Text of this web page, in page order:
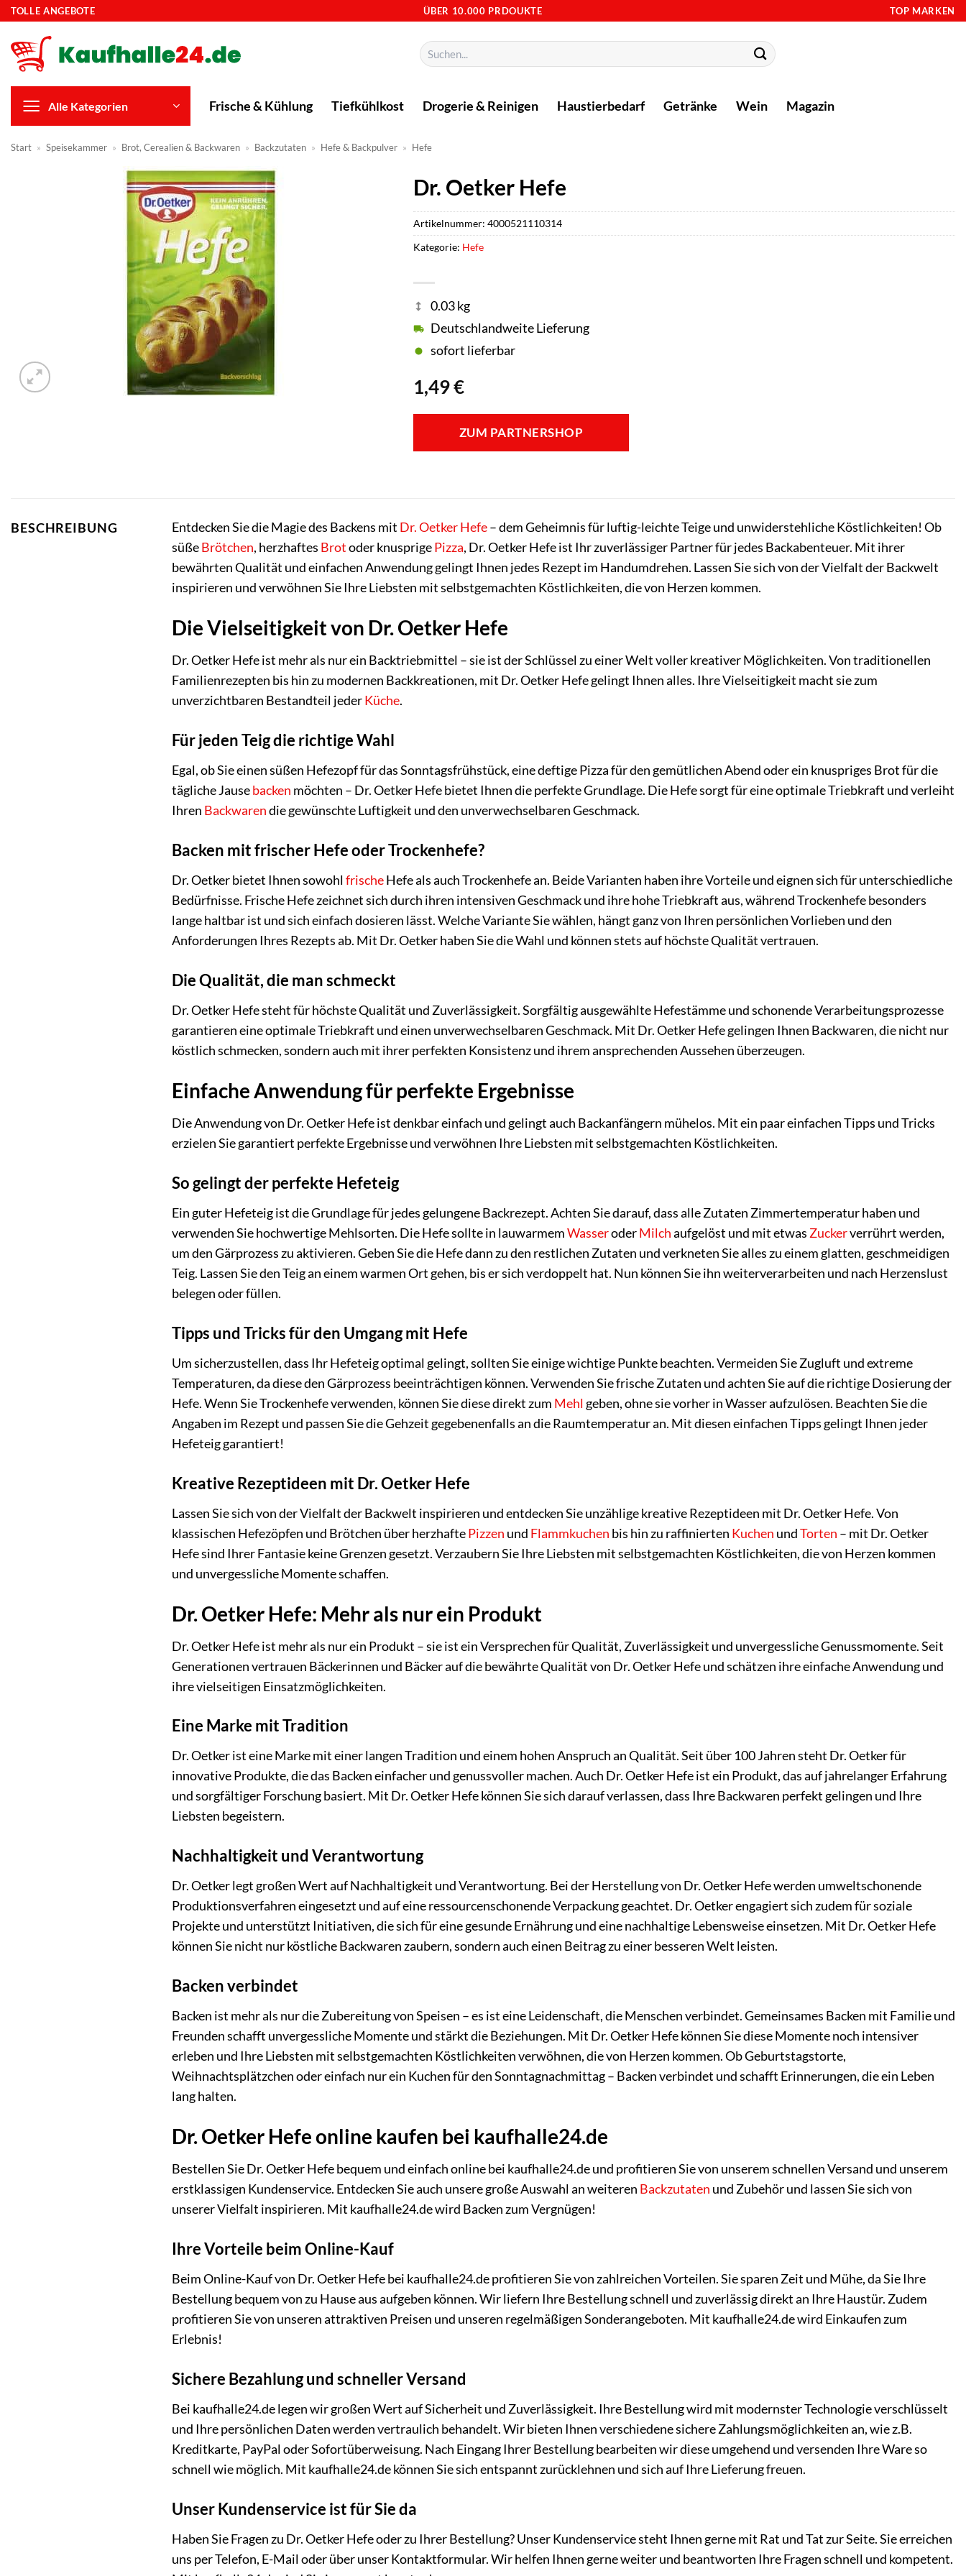
Zum
springen
TOLLE ANGEBOTE ÜBER 10.000 PRDOUKTE TOP MARKEN
Suchen
nach:
Alle Kategorien Frische & Kühlung Tiefkühlkost Drogerie & Reinigen Haustierbedarf Getränke Wein Magazin
Start » Speisekammer » Brot, Cerealien & Backwaren » Backzutaten » Hefe & Backpulver » Hefe
Dr. Oetker Hefe
1,49€
0.03 kg
Deutschlandweite Lieferung
sofort lieferbar
ZUM PARTNERSHOP
Artikelnummer: 4000521110314
Kategorie: Hefe
BESCHREIBUNG Entdecken Sie die Magie des Backens mit Dr. OetkerHefe– dem Geheimnis für luftig-leichte Teige und unwiderstehliche Köstlichkeiten! Ob
süßeBrötchen, herzhaftes Brotoder knusprigePizza, Dr. Oetker Hefe ist Ihr zuverlässiger Partner für jedes Backabenteuer. Mit ihrer
bewährten Qualität und einfachen Anwendung gelingt Ihnen jedes Rezept im Handumdrehen. Lassen Sie sich von der Vielfalt der Backwelt
inspirieren und verwöhnen Sie Ihre Liebsten mit selbstgemachten Köstlichkeiten, die von Herzen kommen.
Die Vielseitigkeit von Dr. Oetker Hefe
Dr. Oetker Hefe ist mehr als nur ein Backtriebmittel – sie ist der Schlüssel zu einer Welt voller kreativer Möglichkeiten. Von traditionellen
Familienrezepten bis hin zu modernen Backkreationen, mit Dr. Oetker Hefe gelingt Ihnen alles. Ihre Vielseitigkeit macht sie zum
unverzichtbaren Bestandteil jederKüche.
Für jeden Teig die richtige Wahl
Egal, ob Sie einen süßen Hefezopf für das Sonntagsfrühstück, eine deftige Pizza für den gemütlichen Abend oder ein knuspriges Brot für die
tägliche Jausebacken möchten – Dr. Oetker Hefe bietet Ihnen die perfekte Grundlage. Die Hefe sorgt für eine optimale Triebkraft und verleiht
Ihren Backwarendie gewünschte Luftigkeit und den unverwechselbaren Geschmack.
Backen mit frischer Hefe oder Trockenhefe?
Dr. Oetker bietet Ihnen sowohlfrischeHefe als auch Trockenhefe an. Beide Varianten haben ihre Vorteile und eignen sich für unterschiedliche
Bedürfnisse. Frische Hefe zeichnet sich durch ihren intensiven Geschmack und ihre hohe Triebkraft aus, während Trockenhefe besonders
lange haltbar ist und sich einfach dosieren lässt. Welche Variante Sie wählen, hängt ganz von Ihren persönlichen Vorlieben und den
Anforderungen Ihres Rezepts ab. Mit Dr. Oetker haben Sie die Wahl und können stets auf höchste Qualität vertrauen.
Die Qualität, die man schmeckt
Dr. Oetker Hefe steht für höchste Qualität und Zuverlässigkeit. Sorgfältig ausgewählte Hefestämme und schonende Verarbeitungsprozesse
garantieren eine optimale Triebkraft und einen unverwechselbaren Geschmack. Mit Dr. Oetker Hefe gelingen Ihnen Backwaren, die nicht nur
köstlich schmecken, sondern auch mit ihrer perfekten Konsistenz und ihrem ansprechenden Aussehen überzeugen.
Einfache Anwendung für perfekte Ergebnisse
Die Anwendung von Dr. Oetker Hefe ist denkbar einfach und gelingt auch Backanfängern mühelos. Mit ein paar einfachen Tipps und Tricks
erzielen Sie garantiert perfekte Ergebnisse und verwöhnen Ihre Liebsten mit selbstgemachten Köstlichkeiten.
So gelingt der perfekte Hefeteig
Ein guter Hefeteig ist die Grundlage für jedes gelungene Backrezept. Achten Sie darauf, dass alle Zutaten Zimmertemperatur haben und
verwenden Sie hochwertige Mehlsorten. Die Hefe sollte in lauwarmemWasseroderMilchaufgelöst und mit etwas Zuckerverrührt werden,
um den Gärprozess zu aktivieren. Geben Sie die Hefe dann zu den restlichen Zutaten und verkneten Sie alles zu einem glatten, geschmeidigen
Teig. Lassen Sie den Teig an einem warmen Ort gehen, bis er sich verdoppelt hat. Nun können Sie ihn weiterverarbeiten und nach Herzenslust
belegen oder füllen.
Tipps und Tricks für den Umgang mit Hefe
Um sicherzustellen, dass Ihr Hefeteig optimal gelingt, sollten Sie einige wichtige Punkte beachten. Vermeiden Sie Zugluft und extreme
Temperaturen, da diese den Gärprozess beeinträchtigen können. Verwenden Sie frische Zutaten und achten Sie auf die richtige Dosierung der
Hefe. Wenn Sie Trockenhefe verwenden, können Sie diese direkt zum Mehl geben, ohne sie vorher in Wasser aufzulösen. Beachten Sie die
Angaben im Rezept und passen Sie die Gehzeit gegebenenfalls an die Raumtemperatur an. Mit diesen einfachen Tipps gelingt Ihnen jeder
Hefeteig garantiert!
Kreative Rezeptideen mit Dr. Oetker Hefe
Lassen Sie sich von der Vielfalt der Backwelt inspirieren und entdecken Sie unzählige kreative Rezeptideen mit Dr. Oetker Hefe. Von
klassischen Hefezöpfen und Brötchen über herzhaftePizzen und Flammkuchen bis hin zu raffinierten Kuchen undTorten – mit Dr. Oetker
Hefe sind Ihrer Fantasie keine Grenzen gesetzt. Verzaubern Sie Ihre Liebsten mit selbstgemachten Köstlichkeiten, die von Herzen kommen
und unvergessliche Momente schaffen.
Dr. Oetker Hefe: Mehr als nur ein Produkt
Dr. Oetker Hefe ist mehr als nur ein Produkt – sie ist ein Versprechen für Qualität, Zuverlässigkeit und unvergessliche Genussmomente. Seit
Generationen vertrauen Bäckerinnen und Bäcker auf die bewährte Qualität von Dr. Oetker Hefe und schätzen ihre einfache Anwendung und
ihre vielseitigen Einsatzmöglichkeiten.
Eine Marke mit Tradition
Dr. Oetker ist eine Marke mit einer langen Tradition und einem hohen Anspruch an Qualität. Seit über 100 Jahren steht Dr. Oetker für
innovative Produkte, die das Backen einfacher und genussvoller machen. Auch Dr. Oetker Hefe ist ein Produkt, das auf jahrelanger Erfahrung
und sorgfältiger Forschung basiert. Mit Dr. Oetker Hefe können Sie sich darauf verlassen, dass Ihre Backwaren perfekt gelingen und Ihre
Liebsten begeistern.
Nachhaltigkeit und Verantwortung
Dr. Oetker legt großen Wert auf Nachhaltigkeit und Verantwortung. Bei der Herstellung von Dr. Oetker Hefe werden umweltschonende
Produktionsverfahren eingesetzt und auf eine ressourcenschonende Verpackung geachtet. Dr. Oetker engagiert sich zudem für soziale
Projekte und unterstützt Initiativen, die sich für eine gesunde Ernährung und eine nachhaltige Lebensweise einsetzen. Mit Dr. Oetker Hefe
können Sie nicht nur köstliche Backwaren zaubern, sondern auch einen Beitrag zu einer besseren Welt leisten.
Backen verbindet
Backen ist mehr als nur die Zubereitung von Speisen – es ist eine Leidenschaft, die Menschen verbindet. Gemeinsames Backen mit Familie und
Freunden schafft unvergessliche Momente und stärkt die Beziehungen. Mit Dr. Oetker Hefe können Sie diese Momente noch intensiver
erleben und Ihre Liebsten mit selbstgemachten Köstlichkeiten verwöhnen, die von Herzen kommen. Ob Geburtstagstorte,
Weihnachtsplätzchen oder einfach nur ein Kuchen für den Sonntagnachmittag – Backen verbindet und schafft Erinnerungen, die ein Leben
lang halten.
Dr. Oetker Hefe online kaufen bei kaufhalle24.de
Bestellen Sie Dr. Oetker Hefe bequem und einfach online bei kaufhalle24.de und profitieren Sie von unserem schnellen Versand und unserem
erstklassigen Kundenservice. Entdecken Sie auch unsere große Auswahl an weiteren Backzutaten und Zubehör und lassen Sie sich von
unserer Vielfalt inspirieren. Mit kaufhalle24.de wird Backen zum Vergnügen!
Ihre Vorteile beim Online-Kauf
Beim Online-Kauf von Dr. Oetker Hefe bei kaufhalle24.de profitieren Sie von zahlreichen Vorteilen. Sie sparen Zeit und Mühe, da Sie Ihre
Bestellung bequem von zu Hause aus aufgeben können. Wir liefern Ihre Bestellung schnell und zuverlässig direkt an Ihre Haustür. Zudem
profitieren Sie von unseren attraktiven Preisen und unseren regelmäßigen Sonderangeboten. Mit kaufhalle24.de wird Einkaufen zum
Erlebnis!
Sichere Bezahlung und schneller Versand
Bei kaufhalle24.de legen wir großen Wert auf Sicherheit und Zuverlässigkeit. Ihre Bestellung wird mit modernster Technologie verschlüsselt
und Ihre persönlichen Daten werden vertraulich behandelt. Wir bieten Ihnen verschiedene sichere Zahlungsmöglichkeiten an, wie z.B.
Kreditkarte, PayPal oder Sofortüberweisung. Nach Eingang Ihrer Bestellung bearbeiten wir diese umgehend und versenden Ihre Ware so
schnell wie möglich. Mit kaufhalle24.de können Sie sich entspannt zurücklehnen und sich auf Ihre Lieferung freuen.
Unser Kundenservice ist für Sie da
Haben Sie Fragen zu Dr. Oetker Hefe oder zu Ihrer Bestellung? Unser Kundenservice steht Ihnen gerne mit Rat und Tat zur Seite. Sie erreichen
uns per Telefon, E-Mail oder über unser Kontaktformular. Wir helfen Ihnen gerne weiter und beantworten Ihre Fragen schnell und kompetent.